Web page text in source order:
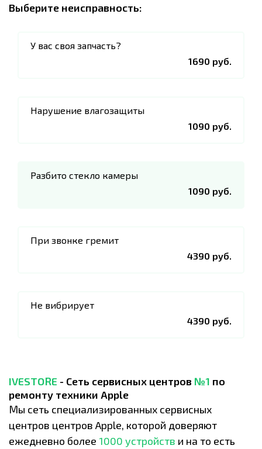
Выберите неисправность:
У вас своя запчасть?
1690 руб.
Нарушение влагозащиты
1090 руб.
Разбито стекло камеры
1090 руб.
При звонке гремит
4390 руб.
Не вибрирует
4390 руб.
IVESTORE - Сеть сервисных центров №1 по
ремонту техники Apple
Мы сеть специализированных сервисных
центров центров Apple, которой доверяют
ежедневно более 1000 устройств и на то есть